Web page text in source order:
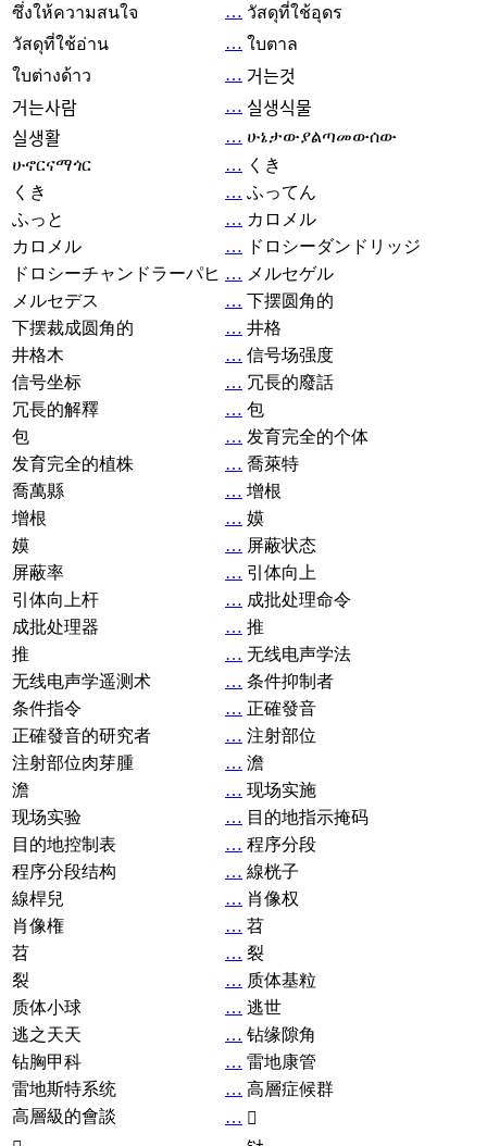
ซึ่งให้ความสนใจ
… วัสดุที่ใช้อุดร
วัสดุที่ใช้อ่าน
… ใบตาล
ใบต่างด้าว
… 거는것
거는사람
… 실생식물
실생활
… ሁኔታውያልጣመውሰው
ሁኖርናማጎር
… くき
くき
… ふってん
ふっと
… カロメル
カロメル
… ドロシーダンドリッジ
ドロシーチャンドラーパヒ … メルセゲル
メルセデス
… 下摆圆角的
下摆裁成圆角的
… 井格
井格木
… 信号场强度
信号坐标
… 冗長的廢話
冗長的解釋
… 包
包
… 发育完全的个体
发育完全的植株
… 喬萊特
喬萬縣
… 增根
增根
… 嫫
嫫
… 屏蔽状态
屏蔽率
… 引体向上
引体向上杆
… 成批处理命令
成批处理器
… 推
推
… 无线电声学法
无线电声学遥测术
… 条件抑制者
条件指令
… 正確發音
正確發音的研究者
… 注射部位
注射部位肉芽腫
… 澹
澹
… 现场实施
现场实验
… 目的地指示掩码
目的地控制表
… 程序分段
程序分段结构
… 線桄子
線桿兒
… 肖像权
肖像権
… 苕
苕
… 裂
裂
… 质体基粒
质体小球
… 逃世
逃之天天
… 钻缘隙角
钻胸甲科
… 雷地康管
雷地斯特系统
… 高層症候群
高層級的會談
… 𧘞